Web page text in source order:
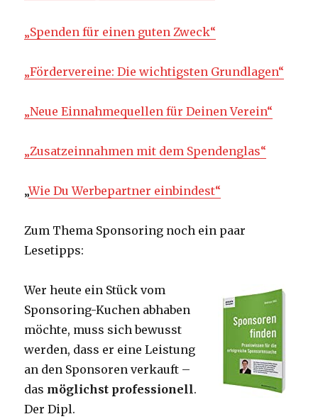
„Spenden für einen guten Zweck“
„Fördervereine: Die wichtigsten Grundlagen“
„Neue Einnahmequellen für Deinen Verein“
„Zusatzeinnahmen mit dem Spendenglas“
„Wie Du Werbepartner einbindest“
Zum Thema Sponsoring noch ein paar
Lesetipps:
Wer heute ein Stück vom
Sponsoring-Kuchen abhaben
möchte, muss sich bewusst
werden, dass er eine Leistung
an den Sponsoren verkauft –
das möglichst professionell.
Der Dipl.